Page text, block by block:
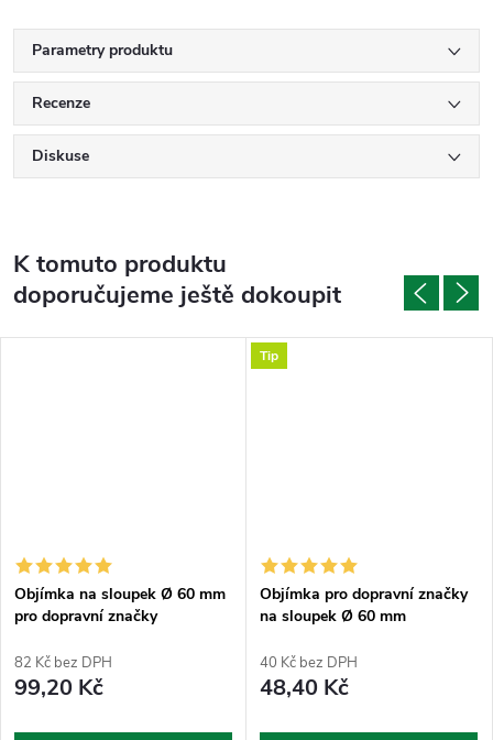
Parametry produktu
Recenze
Diskuse
K tomuto produktu
doporučujeme ještě dokoupit
Objímka na sloupek Ø 60 mm
pro dopravní značky
82 Kč bez DPH
99,20 Kč
Tip
Objímka pro dopravní značky
na sloupek Ø 60 mm
40 Kč bez DPH
48,40 Kč